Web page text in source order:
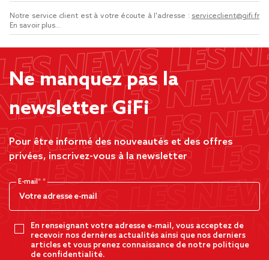
Notre service client est à votre écoute à l'adresse : serviceclient@gifi.fr
En savoir plus...
Ne manquez pas la
newsletter GiFi
Pour être informé des nouveautés et des offres
privées, inscrivez-vous à la newsletter
E-mail*
En renseignant votre adresse e-mail, vous acceptez de
recevoir nos dernères actualités ainsi que nos derniers
articles et vous prenez connaissance de notre politique
de confidentialité.